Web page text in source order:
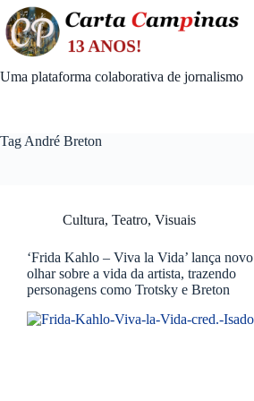
Skip
to
content
Uma plataforma colaborativa de jornalismo
Tag André Breton
Cultura, Teatro, Visuais
‘Frida Kahlo – Viva la Vida’ lança novo
olhar sobre a vida da artista, trazendo
personagens como Trotsky e Breton